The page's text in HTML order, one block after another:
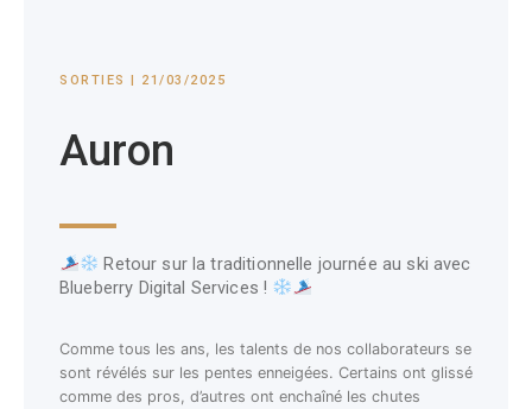
SORTIES | 21/03/2025
Auron
Retour sur la traditionnelle journée au ski avec
Blueberry Digital Services !
Comme tous les ans, les talents de nos collaborateurs se
sont révélés sur les pentes enneigées. Certains ont glissé
comme des pros, d’autres ont enchaîné les chutes